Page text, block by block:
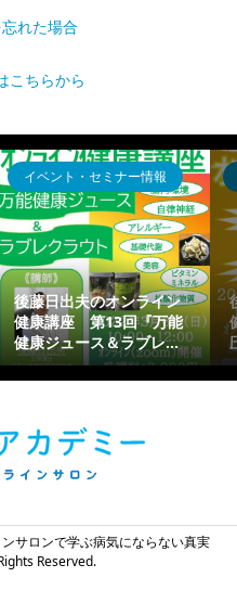
れた場合
こちらから
イベント・セミナー情報
後藤日出夫のオンライン
健康講座 第13回『万能
健康ジュース＆ラブレ...
サロンで学ぶ病気にならない真実
Reserved.